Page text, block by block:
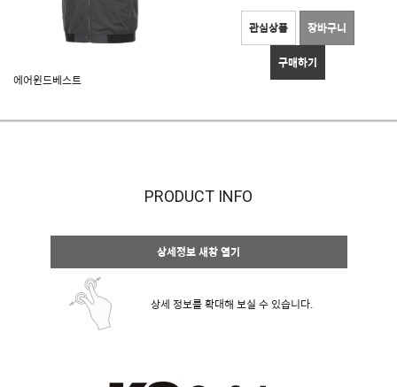
에어윈드베스트
관심상품 장바구니
구매하기
PRODUCT INFO
상세정보 새창 열기
상세 정보를 확대해 보실 수 있습니다.